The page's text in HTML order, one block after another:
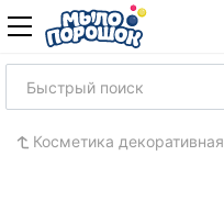
Косметика декоративная